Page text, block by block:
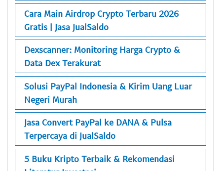
Cara Main Airdrop Crypto Terbaru 2026
Gratis | Jasa JualSaldo
Dexscanner: Monitoring Harga Crypto &
Data Dex Terakurat
Solusi PayPal Indonesia & Kirim Uang Luar
Negeri Murah
Jasa Convert PayPal ke DANA & Pulsa
Terpercaya di JualSaldo
5 Buku Kripto Terbaik & Rekomendasi